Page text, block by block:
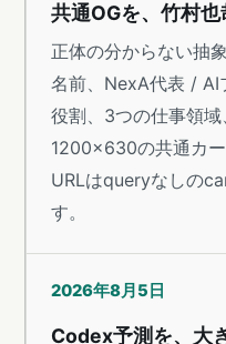
共通OGを、竹村
正体の分からない抽
名前、NexA代表 / AI
役割、3つの仕事領
1200×630の共通カ
URLはqueryなしの
す。
2026年8月5日
Codex予測を、大